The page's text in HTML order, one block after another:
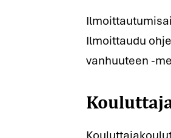
Ilmoittaudu
vanhuuteen -